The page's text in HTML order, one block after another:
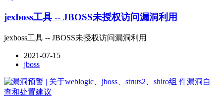
jexboss工具 -- JBOSS未授权访问漏洞利用
jexboss工具 -- JBOSS未授权访问漏洞利用
2021-07-15
jboss